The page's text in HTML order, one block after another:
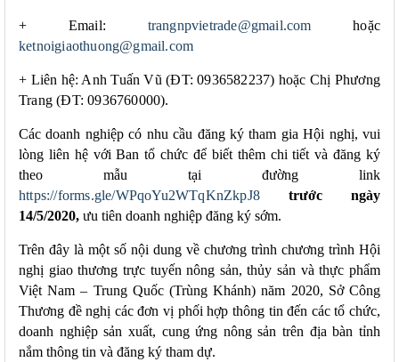
+ Email: trangnpvietrade@gmail.com hoặc
ketnoigiaothuong@gmail.com
+ Liên hệ: Anh Tuấn Vũ (ĐT: 0936582237) hoặc Chị Phương
Trang (ĐT: 0936760000).
Các doanh nghiệp có nhu cầu đăng ký tham gia Hội nghị, vui
lòng liên hệ với Ban tổ chức để biết thêm chi tiết và đăng ký
theo mẫu tại đường link
https://forms.gle/WPqoYu2WTqKnZkpJ8
trước ngày
14/5/2020, ưu tiên doanh nghiệp đăng ký sớm.
Trên đây là một số nội dung về chương trình chương trình Hội
nghị giao thương trực tuyến nông sản, thủy sản và thực phẩm
Việt Nam – Trung Quốc (Trùng Khánh) năm 2020, Sở Công
Thương đề nghị các đơn vị phối hợp thông tin đến các tổ chức,
doanh nghiệp sản xuất, cung ứng nông sản trên địa bàn tỉnh
nắm thông tin và đăng ký tham dự.